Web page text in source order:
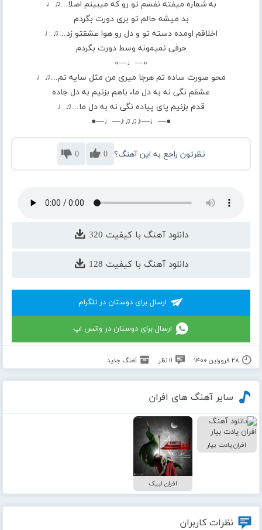
به شماره میفته نفسم تو رو که میبینم اصلا...♫♩
بد میشه حالم تو بری دورت بگردم
اخلاقم اومده دسته تو و دل رو هوا عشقتو زد...♫♩
حرفی نمیمونه وسط دورت بگردم
«—♩—»
محو صورت ساده تم هرجا میری من مثل سایه تم...♫♩
عشقم نگی نه به دل ما، باهم بزنیم به دل جاده
قدم بزنیم پای پیاده نگی نه به دل ما...♫♩
●—♩—♪♫♫♪—♩—●
نظرتون راجع به این آهنگ؟ 0
0
دانلود آهنگ با کیفیت 320
دانلود آهنگ با کیفیت 128
ارسال برای دوستان در تلگرام
ارسال برای دوستان در واتس اپ
۲۸ فروردین ۱۴۰۰ 0 نظر آهنگ جدید
سایر آهنگ های افران
افران یادت بیار
افران لبیک
نظرات کاربران